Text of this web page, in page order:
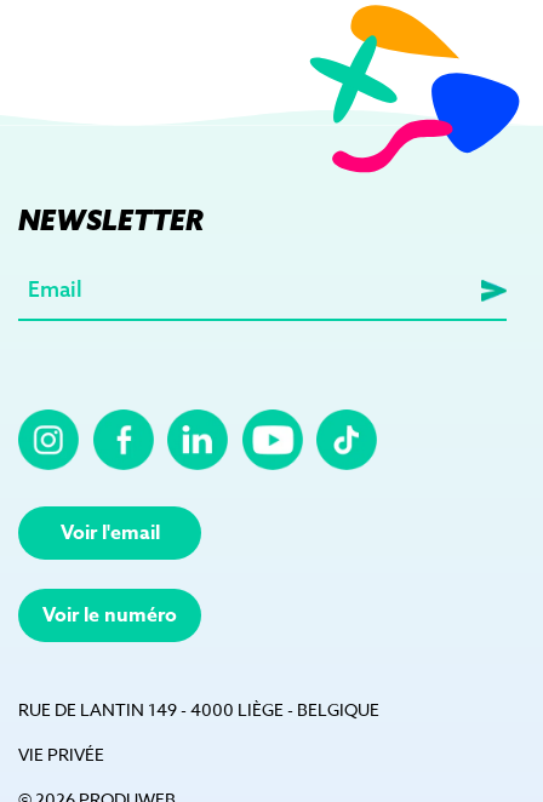
NEWSLETTER
Voir l'email
Voir le numéro
RUE DE LANTIN 149 - 4000 LIÈGE - BELGIQUE
VIE PRIVÉE